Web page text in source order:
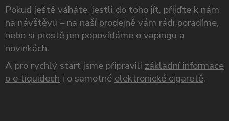
Pokud ještě váháte, jestli do toho jít, přijďte k nám
na návštěvu – na naší prodejně vám rádi poradíme,
nebo si prostě jen popovídáme o vapingu a
novinkách.
A pro rychlý start jsme připravili základní informace
o e-liquidech i o samotné elektronické cigaretě.